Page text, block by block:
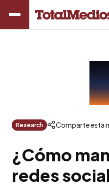
Research Comparte esta
¿Cómo
redes